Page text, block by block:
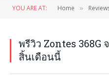
YOU ARE AT: Home »
พรีวิว Zontes 368G
สิ้นเดือนนี้